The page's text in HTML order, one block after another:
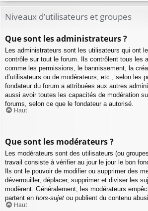
Niveaux d’utilisateurs et groupes
Que sont les administrateurs ?
Les administrateurs sont les utilisateurs qui ont
contrôle sur tout le forum. Ils contrôlent tous les
comme les permissions, le bannissement, la
d’utilisateurs ou de modérateurs, etc., selon les
fondateur du forum a attribuées aux autres
aussi avoir toutes les capacités de modération
forums, selon ce que le fondateur a autorisé.
Haut
Que sont les modérateurs ?
Les modérateurs sont des utilisateurs (ou
travail consiste à vérifier au jour le jour le bon
Ils ont le pouvoir de modifier ou supprimer des
déverrouiller, déplacer, supprimer et diviser les
modèrent. Généralement, les modérateurs
partent en hors-sujet ou publient du contenu
Haut